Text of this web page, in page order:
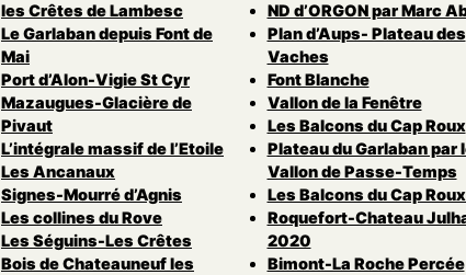
les Crêtes de Lambesc
Le Garlaban depuis Font de
Mai
Port d’Alon-Vigie St Cyr
Mazaugues-Glacière de
Pivaut
L’intégrale massif de l’Etoile
Les Ancanaux
Signes-Mourré d’Agnis
Les collines du Rove
Les Séguins-Les Crêtes
Bois de Chateauneuf les
ND d’ORGON par Marc
Plan d’Aups- Plateau des
Vaches
Font Blanche
Vallon de la Fenêtre
Les Balcons du Cap Roux
Plateau du Garlaban par
Vallon de Passe-Temps
Les Balcons du Cap
Roquefort-Chateau
2020
Bimont-La Roche Percée